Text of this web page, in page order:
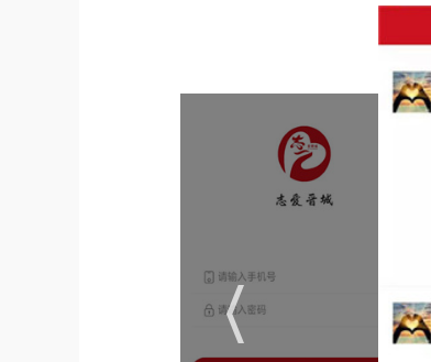
1. 专为晋城志愿者量身打造：软件针对
2. 海量志愿活动：每天都有大量志愿活
3. 实时公益资讯：提供最新的公益资讯
4. 高效管理志愿者：软件支持志愿者高
5. 互动分享平台：志愿者可以在软件上
app特征
1. 安全有保障：大平台安全有保证，公